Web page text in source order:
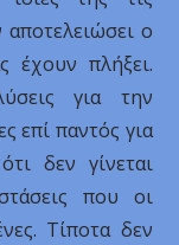
αποτελειώσει ο
έχουν πλήξει.
για την
επί παντός για
δεν γίνεται
που οι
Τίποτα δεν